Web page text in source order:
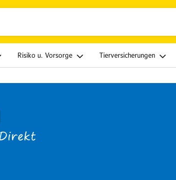
Risiko u. Vorsorge Tierversicherungen